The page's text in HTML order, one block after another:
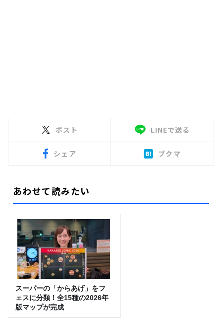
ポスト LINEで送る
シェア ブクマ
あわせて読みたい
スーパーの「からあげ」をフ
ェスに分類！全15種の2026年
版マップが完成